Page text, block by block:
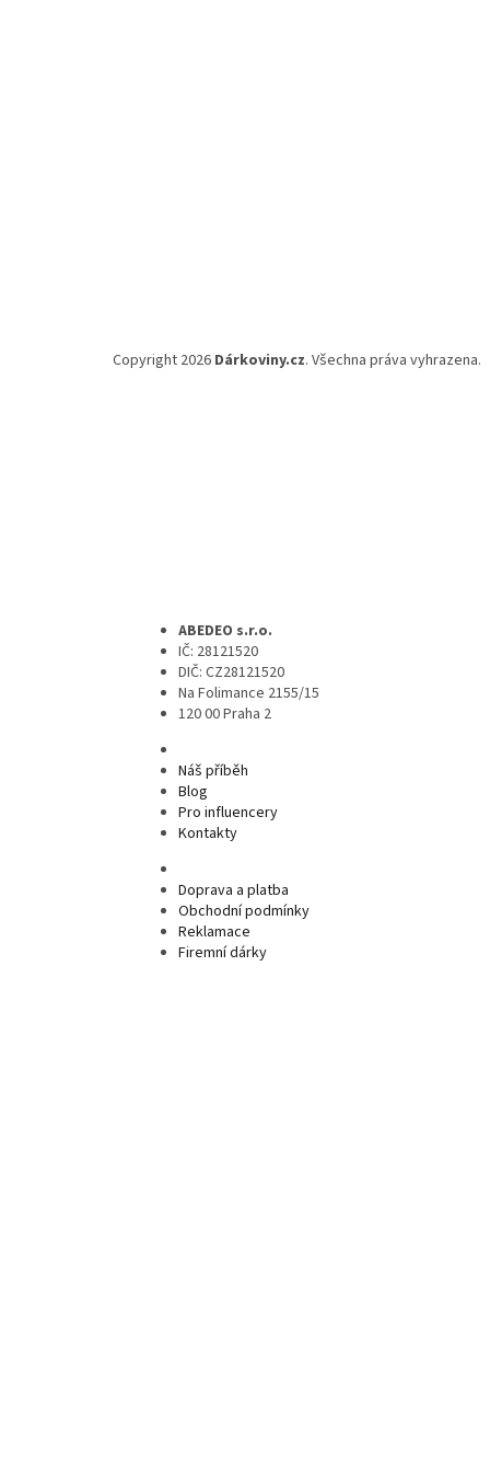
Copyright 2026 Dárkoviny.cz. Všechna práva vyhrazena.
ABEDEO s.r.o.
IČ: 28121520
DIČ: CZ28121520
Na Folimance 2155/15
120 00 Praha 2
Náš příběh
Blog
Pro influencery
Kontakty
Doprava a platba
Obchodní podmínky
Reklamace
Firemní dárky